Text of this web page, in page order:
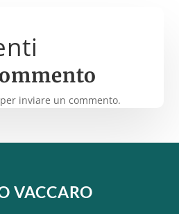
per inviare un commento.
VACCARO